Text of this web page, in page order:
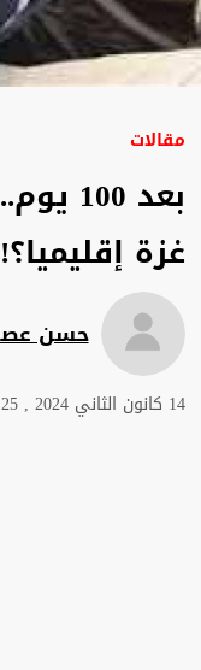
مقالات
بعد
غزة إقليميا؟!
حسن
14 كانون الثاني 2024 , 09:25 ص